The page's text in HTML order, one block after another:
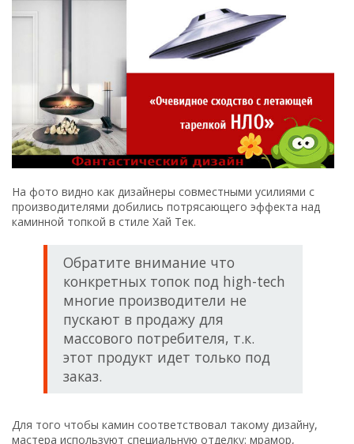
На фото видно как дизайнеры совместными усилиями с
производителями добились потрясающего эффекта над
каминной топкой в стиле Хай Тек.
Обратите внимание что
конкретных топок под high-tech
многие производители не
пускают в продажу для
массового потребителя, т.к.
этот продукт идет только под
заказ.
Для того чтобы камин соответствовал такому дизайну,
мастера используют специальную отделку: мрамор,